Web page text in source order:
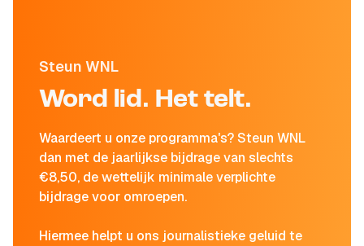
Steun WNL
Word lid. Het telt.
Waardeert u onze programma's? Steun WNL
dan met de jaarlijkse bijdrage van slechts
€8,50, de wettelijk minimale verplichte
bijdrage voor omroepen.
Hiermee helpt u ons journalistieke geluid te